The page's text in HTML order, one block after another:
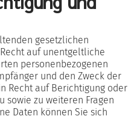
gesetzlichen
auf unentgeltliche
personenbezogenen
und den Zweck der
Recht auf Berichtigung oder
sowie zu weiteren Fragen
Daten können Sie sich